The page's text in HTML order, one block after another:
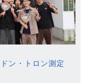
ン・トロン測定